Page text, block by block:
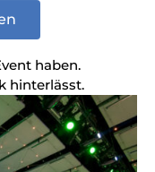
haben.
hinterlässt.